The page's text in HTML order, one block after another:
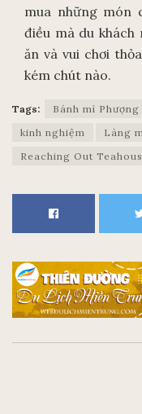
mua những món
điều mà du
ăn và vui chơi
kém chút nào.
Tags: Bánh mì Phượng
kinh nghiệm
Làng
Reaching Out